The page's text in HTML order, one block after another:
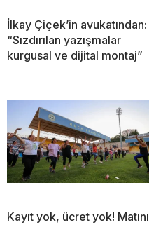
İlkay Çiçek’in avukatından:
“Sızdırılan yazışmalar
kurgusal ve dijital montaj”
Kayıt yok, ücret yok! Matını